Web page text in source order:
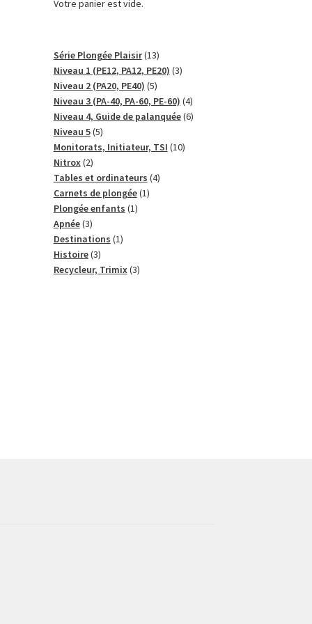
Votre panier est vide.
Série Plongée Plaisir 1313
produits
Niveau 1 (PE12, PA12, PE20) 33
Niveau 2 (PA20, PE40) 55
produits
Niveau 3 (PA-40, PA-60, PE-60) 44
produits
Niveau 4, Guide de palanquée 66
Niveau 5 55
produits
Monitorats, Initiateur, TSI 1010
Nitrox 22
produits
Tables et ordinateurs 44
Carnets de plongée 11
Plongée enfants 11
Apnée 33
produits
Destinations 11
Histoire 33
produits
Recycleur, Trimix 33